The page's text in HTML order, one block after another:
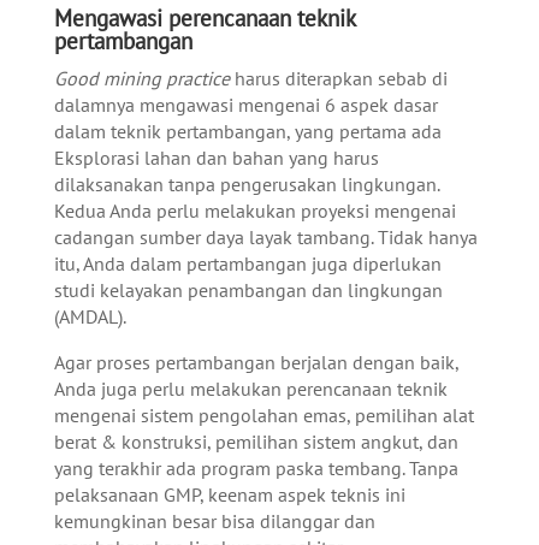
Mengawasi perencanaan teknik
pertambangan
Good mining practiceharus diterapkan sebab di
dalamnya mengawasi mengenai 6 aspek dasar
dalam teknik pertambangan, yang pertama ada
Eksplorasi lahan dan bahan yang harus
dilaksanakan tanpa pengerusakan lingkungan.
Kedua Anda perlu melakukan proyeksi mengenai
cadangan sumber daya layak tambang. Tidak hanya
itu, Anda dalam pertambangan juga diperlukan
studi kelayakan penambangan dan lingkungan
(AMDAL).
Agar proses pertambangan berjalan dengan baik,
Anda juga perlu melakukan perencanaan teknik
mengenai sistem pengolahan emas, pemilihan alat
berat & konstruksi, pemilihan sistem angkut, dan
yang terakhir ada program paska tembang. Tanpa
pelaksanaan GMP, keenam aspek teknis ini
kemungkinan besar bisa dilanggar dan